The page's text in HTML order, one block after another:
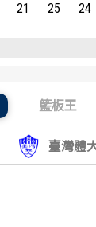
數
歷
歷史
數
歷
歷史
21 25 24
籃板王
臺灣體